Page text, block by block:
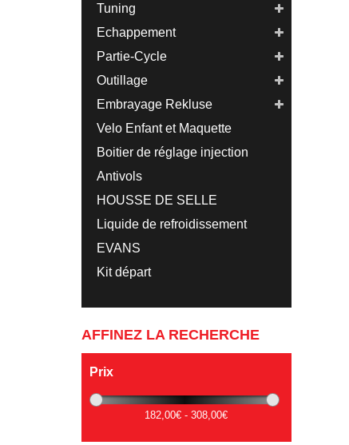
Tuning
Echappement
Partie-Cycle
Outillage
Embrayage Rekluse
Velo Enfant et Maquette
Boitier de réglage injection
Antivols
HOUSSE DE SELLE
Liquide de refroidissement
EVANS
Kit départ
AFFINEZ LA RECHERCHE
Prix
182,00€ - 308,00€